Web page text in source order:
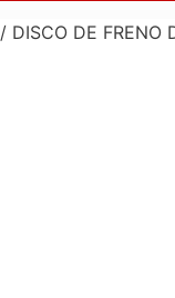
/ DISCO DE FRENO